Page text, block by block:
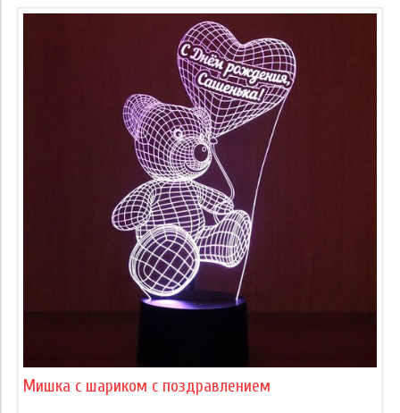
Мишка с шариком с поздравлением